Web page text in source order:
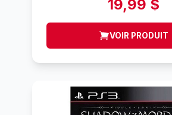
19,99 $
VOIR PRODUIT